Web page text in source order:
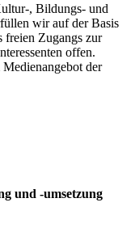
, Bildungs- und
wir auf der Basis
freien Zugangs zur
offen.
der
und -umsetzung